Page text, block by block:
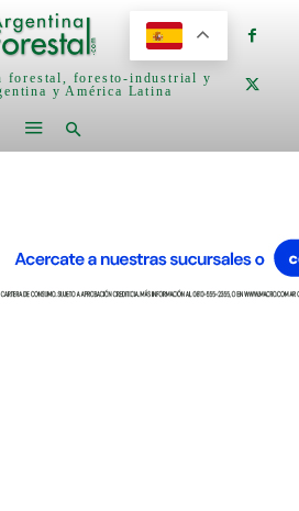
forestal, foresto-industrial y
y América Latina